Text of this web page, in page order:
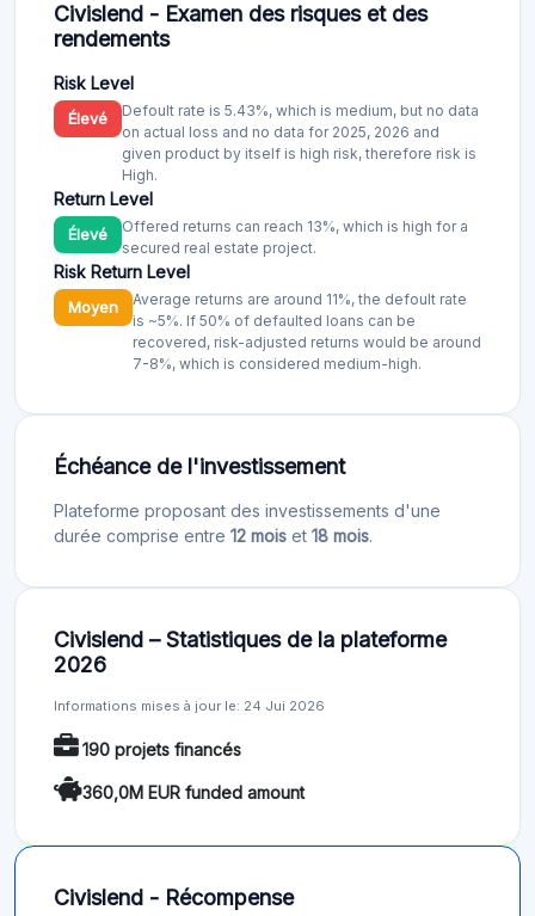
Civislend - Examen des risques et des
rendements
Risk Level
Élevé
Defoult rate is 5.43%, which is medium, but no data
on actual loss and no data for 2025, 2026 and
given product by itself is high risk, therefore risk is
High.
Return Level
Élevé
Offered returns can reach 13%, which is high for a
secured real estate project.
Risk Return Level
Moyen
Average returns are around 11%, the defoult rate
is ~5%. If 50% of defaulted loans can be
recovered, risk-adjusted returns would be around
7-8%, which is considered medium-high.
Échéance de l'investissement
Plateforme proposant des investissements d'une
durée comprise entre 12 mois et 18 mois.
Civislend – Statistiques de la plateforme
2026
Informations mises à jour le: 24 Jui 2026
190 projets financés
360,0M EUR funded amount
Civislend - Récompense